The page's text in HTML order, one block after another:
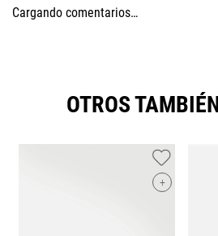
Cargando comentarios…
OTROS
+